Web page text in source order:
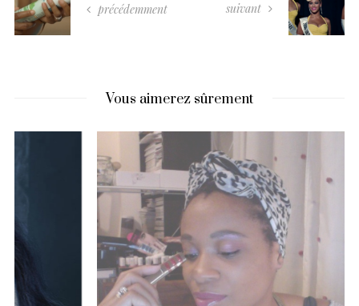
précédemment suivant
Vous aimerez sûrement